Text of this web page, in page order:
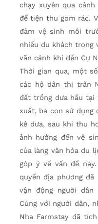
chạy xuyên qua
để tiện thu gom rác.
đảm vệ sinh môi
nhiều du khách trong
vãn cảnh khi đến Cự
Thời gian qua, một
các hộ dân thị trấn
đất trồng dưa hấu tại
xuất, bà con sử dụng
kê dưa, sau khi thu
ảnh hưởng đến vệ
của làng văn hóa du
góp ý về vấn đề
quyền địa phương
vận động người
Cùng với người dân,
Nha Farmstay đã